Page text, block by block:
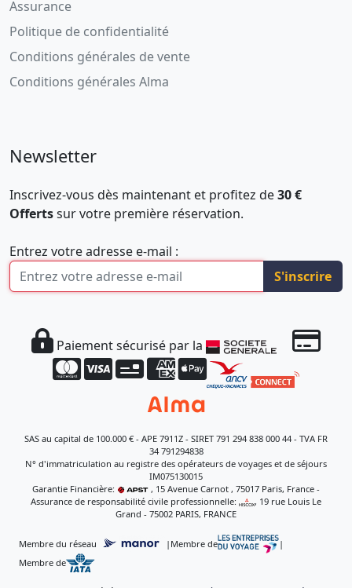
Assurance
Politique de confidentialité
Conditions générales de vente
Conditions générales Alma
Newsletter
Inscrivez-vous dès maintenant et profitez de30 €
Offertssur votre première réservation.
Entrez votre adresse e-mail :
S'inscrire
Paiement sécurisé par la
SAS au capital de 100.000 € - APE 7911Z - SIRET 791 294 838 000 44 - TVA FR
34 791294838
N° d'immatriculation au registre des opérateurs de voyages et de séjours
IM075130015
Garantie Financière:
, 15 Avenue Carnot , 75017 Paris, France -
Assurance de responsabilité civile professionnelle:
, 19 rue Louis Le
Grand - 75002 PARIS, FRANCE
Membre du réseau | Membre de
|
Membre de